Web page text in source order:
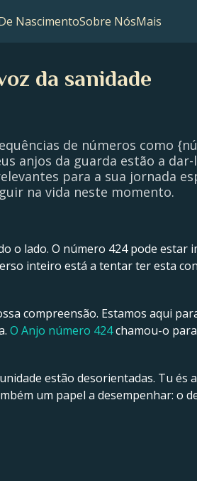
NascimentoSobre NósMais
da sanidade
de números como
anjos da guarda estão a dar-
para a sua jornada
na vida neste momento.
o lado. O número 424 pode estar
inteiro está a tentar ter esta
compreensão. Estamos aqui
O Anjo número 424chamou-o
estão desorientadas. Tu és
um papel a desempenhar: o